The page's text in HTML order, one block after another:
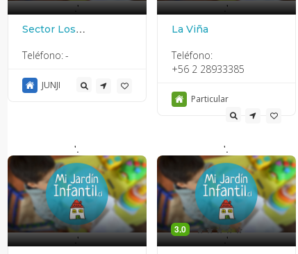
.'
Sector Los
Teléfono:-
JUNJI
.'
La Viña
Teléfono:
+56 2 28933385
Particular
'.
.'
'.
.'
3.0